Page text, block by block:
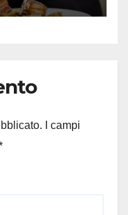
I campi